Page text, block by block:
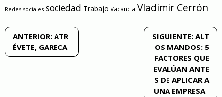
Redes sociales sociedad Trabajo Vacancia Vladimir Cerrón
Navegación
de
ANTERIOR: ATR
ÉVETE, GARECA
SIGUIENTE: ALT
OS MANDOS: 5
FACTORES QUE
EVALÚAN ANTE
S DE APLICAR A
UNA EMPRESA